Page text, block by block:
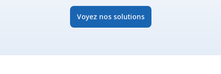
Voyez nos solutions